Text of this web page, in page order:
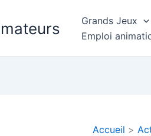
Grands Jeux
Emploi
Accueil